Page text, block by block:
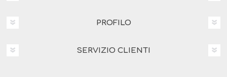
PROFILO
SERVIZIO CLIENTI